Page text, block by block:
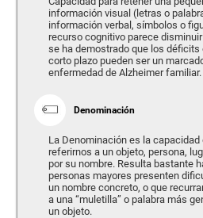
información visual (letras o
información verbal, símbolos o
recurso cognitivo parece
se ha demostrado que los déficits
corto plazo pueden ser un
enfermedad de Alzheimer familiar.
Denominación
La Denominación es la capacidad
referirnos a un objeto, persona,
por su nombre. Resulta bastante
personas mayores presenten
un nombre concreto, o que
a una “muletilla” o palabra más
un objeto.